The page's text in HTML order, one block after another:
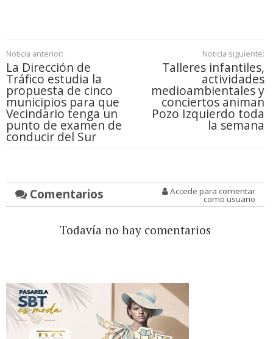
Noticia anterior:
La Dirección de
Tráfico estudia la
propuesta de cinco
municipios para que
Vecindario tenga un
punto de examen de
conducir del Sur
Noticia siguiente:
Talleres infantiles,
actividades
medioambientales y
conciertos animan
Pozo Izquierdo toda
la semana
Comentarios Accede para comentar
como usuario
Todavía no hay comentarios